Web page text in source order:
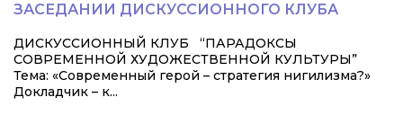
ЗАСЕДАНИИ ДИСКУССИОННОГО КЛУБА
ДИСКУССИОННЫЙ КЛУБ “ПАРАДОКСЫ
СОВРЕМЕННОЙ ХУДОЖЕСТВЕННОЙ КУЛЬТУРЫ”
Тема: «Современный герой – стратегия нигилизма?»
Докладчик – к...